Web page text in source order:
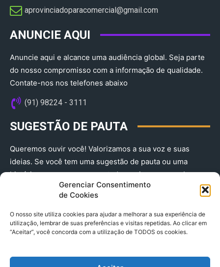
Gerenciar Consentimento
de Cookies
O nosso site utiliza cookies para ajudar a melhorar a sua experiência de
utilização, lembrar de suas preferências e visitas repetidas. Ao clicar em
“Aceitar”, você concorda com a utilização de TODOS os cookies.
aprovinciadoparacomercial@gmail.com​
ANUNCIE AQUI
Anuncie aqui e alcance uma audiência global. Seja parte
do nosso compromisso com a informação de qualidade.
Contate-nos nos telefones abaixo
(91) 98224 - 3111
SUGESTÃO DE PAUTA
Queremos ouvir você! Valorizamos a sua voz e suas
ideias. Se você tem uma sugestão de pauta ou uma
história que merece ser contada, envie-nos agora!
(91) 98224 - 3111